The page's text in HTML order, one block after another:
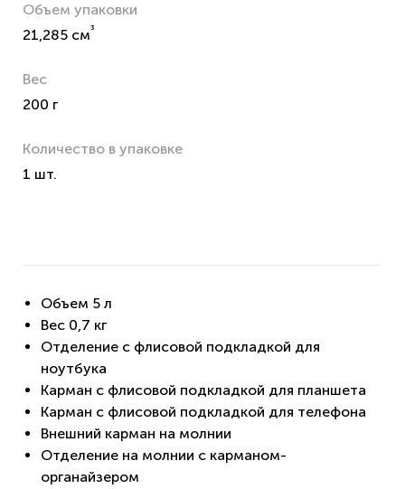
Объем упаковки
21,285 см³
Вес
200 г
Количество в упаковке
1 шт.
Объем 5 л
Вес 0,7 кг
Отделение с флисовой подкладкой для
ноутбука
Карман с флисовой подкладкой для планшета
Карман с флисовой подкладкой для телефона
Внешний карман на молнии
Отделение на молнии с карманом-
органайзером